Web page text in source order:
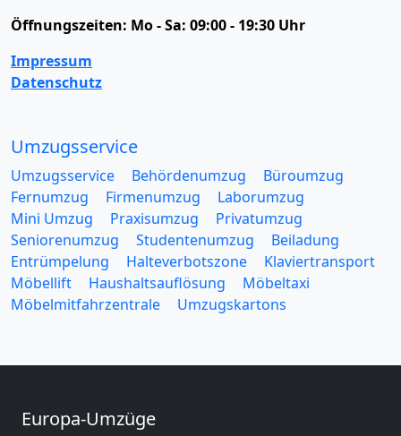
Öffnungszeiten: Mo - Sa: 09:00 - 19:30 Uhr
Impressum
Datenschutz
Umzugsservice
Umzugsservice Behördenumzug
Büroumzug
Fernumzug
Firmenumzug
Laborumzug
Mini Umzug
Praxisumzug
Privatumzug
Seniorenumzug
Studentenumzug
Beiladung
Entrümpelung
Halteverbotszone
Klaviertransport
Möbellift
Haushaltsauflösung
Möbeltaxi
Möbelmitfahrzentrale
Umzugskartons
Europa-Umzüge